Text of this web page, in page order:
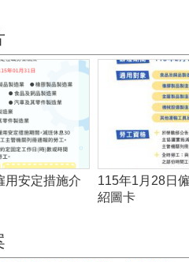
用安定措施介
115年1月28日
紹圖卡